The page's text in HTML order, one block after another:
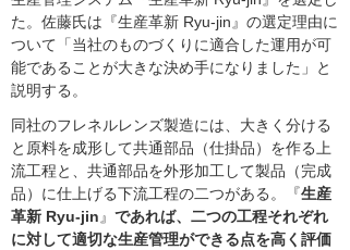
た。佐藤氏は『生産革新 Ryu-jin』の選定理由に
ついて「当社のものづくりに適合した運用が可
能であることが大きな決め手になりました」と
説明する。
同社のフレネルレンズ製造には、大きく分ける
と原料を成形して共通部品（仕掛品）を作る上
流工程と、共通部品を外形加工して製品（完成
品）に仕上げる下流工程の二つがある。『生産
革新 Ryu-jin』 であれば、二つの工程それぞれ
に対して適切な生産管理ができる点を高く評価